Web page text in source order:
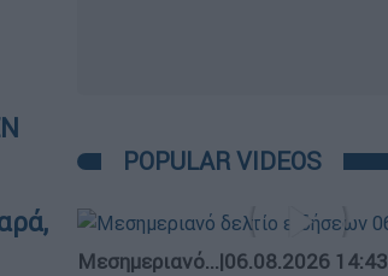
POPULAR VIDEOS
Μεσημεριανό...|06.08.2026 14:43